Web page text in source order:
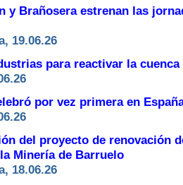
y Brañosera estrenan las
19.06.26
para reactivar la cuenca
por vez primera en
del proyecto de renovación
Minería de Barruelo
18.06.26